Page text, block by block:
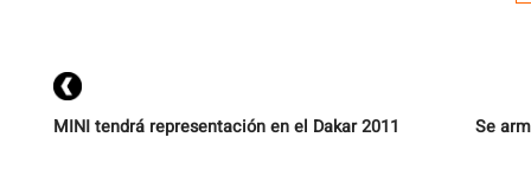
MINI tendrá representación en el Dakar 2011 Se